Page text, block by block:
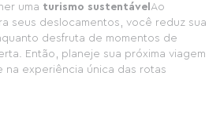
uma turismo sustentável Ao
seus deslocamentos, você reduz sua
desfruta de momentos de
Então, planeje sua próxima viagem
na experiência única das rotas